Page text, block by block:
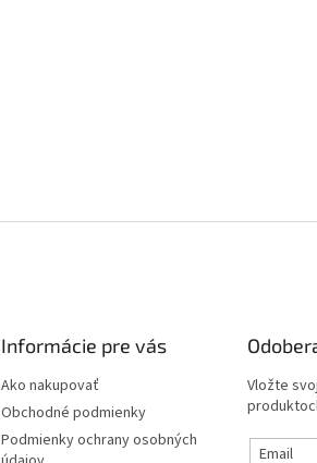
Informácie pre vás
Ako nakupovať
Obchodné podmienky
Podmienky ochrany osobných
Vložte
Email